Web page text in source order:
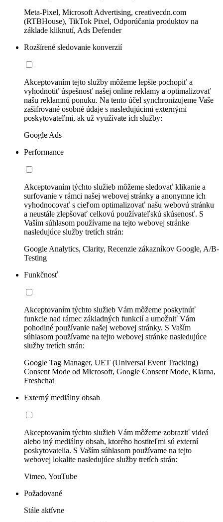
Meta-Pixel, Microsoft Advertising, creativecdn.com
(RTBHouse), TikTok Pixel, Odporúčania produktov na
základe kliknutí, Ads Defender
Rozšírené sledovanie konverzií
Akceptovaním tejto služby môžeme lepšie pochopiť a
vyhodnotiť úspešnosť našej online reklamy a optimalizovať
našu reklamnú ponuku. Na tento účel synchronizujeme Vaše
zašifrované osobné údaje s nasledujúcimi externými
poskytovateľmi, ak už využívate ich služby:
Google Ads
Performance
Akceptovaním týchto služieb môžeme sledovať klikanie a
surfovanie v rámci našej webovej stránky a anonymne ich
vyhodnocovať s cieľom optimalizovať našu webovú stránku
a neustále zlepšovať celkovú používateľskú skúsenosť. S
Vaším súhlasom používame na tejto webovej stránke
nasledujúce služby tretích strán:
Google Analytics, Clarity, Recenzie zákazníkov Google, A/B-
Testing
Funkčnosť
Akceptovaním týchto služieb Vám môžeme poskytnúť
funkcie nad rámec základných funkcií a umožniť Vám
pohodlné používanie našej webovej stránky. S Vaším
súhlasom používame na tejto webovej stránke nasledujúce
služby tretích strán:
Google Tag Manager, UET (Universal Event Tracking)
Consent Mode od Microsoft, Google Consent Mode, Klarna,
Freshchat
Externý mediálny obsah
Akceptovaním týchto služieb Vám môžeme zobraziť videá
alebo iný mediálny obsah, ktorého hostiteľmi sú externí
poskytovatelia. S Vaším súhlasom používame na tejto
webovej lokalite nasledujúce služby tretích strán:
Vimeo, YouTube
Požadované
Stále aktívne